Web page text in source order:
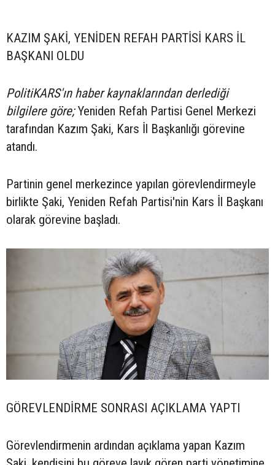
KAZIM ŞAKİ, YENİDEN REFAH PARTİSİ KARS İL
BAŞKANI OLDU
PolitiKARS'ın haber kaynaklarından derlediği
bilgilere göre;Yeniden Refah Partisi Genel Merkezi
tarafından Kazım Şaki, Kars İl Başkanlığı görevine
atandı.
Partinin genel merkezince yapılan görevlendirmeyle
birlikte Şaki, Yeniden Refah Partisi'nin Kars İl Başkanı
olarak görevine başladı.
GÖREVLENDİRME SONRASI AÇIKLAMA YAPTI
Görevlendirmenin ardından açıklama yapan Kazım